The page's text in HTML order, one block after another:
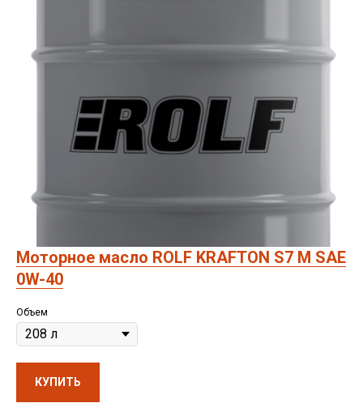
Моторное масло ROLF KRAFTON S7 M SAE
0W-40
Объем
КУПИТЬ